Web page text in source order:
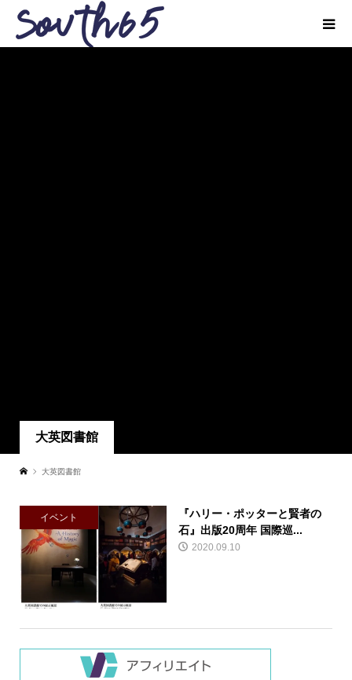
大英図書館
大英図書館
イベント
『ハリー・ポッターと賢者の
石』出版20周年 国際巡...
2020.09.10